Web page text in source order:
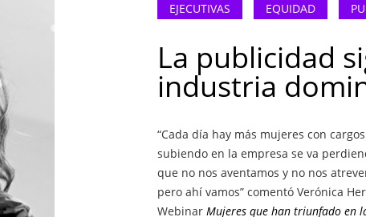
EJECUTIVAS EQUIDAD
La publicidad
industria
“Cada día hay más mujeres con
subiendo en la empresa se va
que no nos aventamos y no nos
pero ahí vamos” comentó Verónica
Webinar Mujeres que han triunfado en